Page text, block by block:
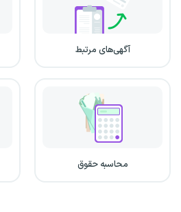
آگهی‌های مرتبط
محاسبه حقوق